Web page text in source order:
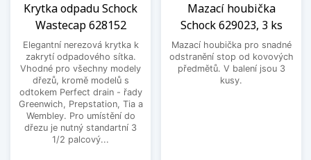
Krytka odpadu Schock
Wastecap 628152
Elegantní nerezová krytka k
zakrytí odpadového sítka.
Vhodné pro všechny modely
dřezů, kromě modelů s
odtokem Perfect drain - řady
Greenwich, Prepstation, Tia a
Wembley. Pro umístění do
dřezu je nutný standartní 3
1/2 palcový...
Mazací houbička
Schock 629023, 3 ks
Mazací houbička pro snadné
odstranění stop od kovových
předmětů. V balení jsou 3
kusy.